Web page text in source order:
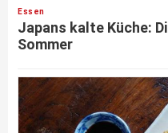
Essen
Japans kalte Küche:
Sommer